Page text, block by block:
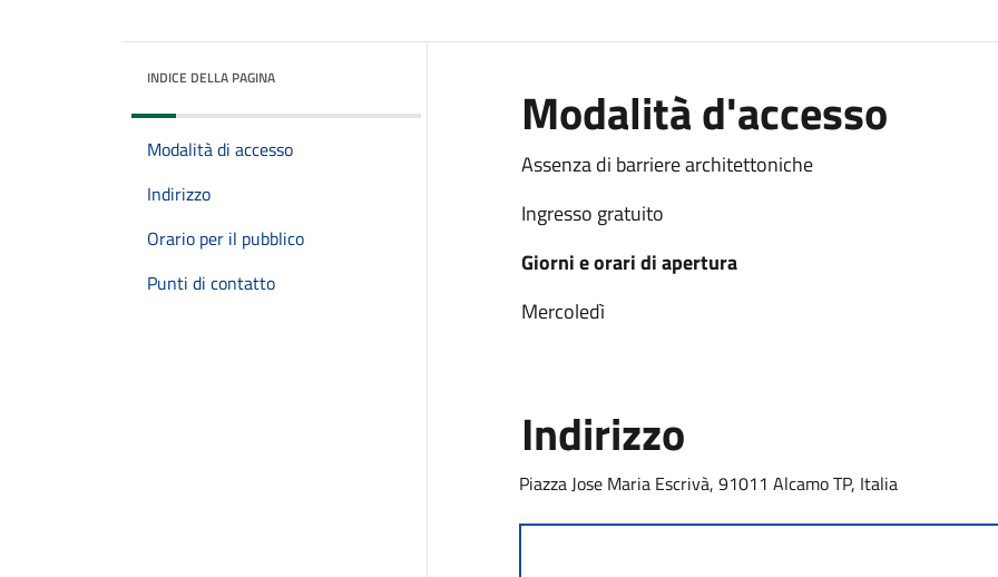
INDICE DELLA PAGINA
Modalità di accesso
Indirizzo
Orario per il pubblico
Punti di contatto
Modalità d'accesso
Assenza di barriere architettoniche
Ingresso gratuito
Giorni e orari di apertura
Mercoledì
Indirizzo
Piazza Jose Maria Escrivà, 91011 Alcamo TP, Italia